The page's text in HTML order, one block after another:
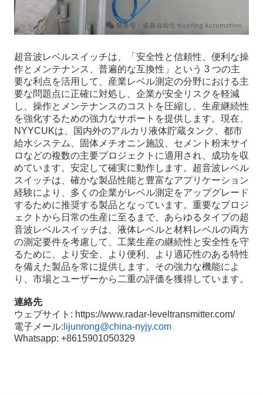
超音波レベルスイッチは、「安全性と信頼性、便利な操
作とメンテナンス、普遍的な互換性」という 3 つの主
要な利点を活用して、産業レベル測定の分野における主
要な問題点に正確に対処し、企業が安全リスクを軽減
し、操作とメンテナンスのコストを圧縮し、生産継続性
を強化するための強力なサポートを提供します。現在、
NYYCUKは、国内外のアルカリ液体貯蔵タンク、都市
給水システム、固体メチオニン施設、セメント粉末サイ
ロなどの複数の主要プロジェクトに適用され、成功を収
めています。安定して確実に動作します。超音波レベル
スイッチは、確かな製品性能と豊富なアプリケーション
経験により、多くの企業がレベル測定をアップグレード
するために推奨する製品となっています。重要なプロジ
ェクトから日常の生産に至るまで、あらゆるタイプの超
音波レベルスイッチは、液体レベルと材料レベルの両方
の測定要件を考慮して、工業生産の継続性と安全性を守
るために、より安全、より便利、より適応性のある特性
を備えた製品を常に提供します。その強力な機能によ
り、市場とユーザーから二重の評価を獲得しています。
連絡先
ウェブサイト: https://www.radar-leveltransmitter.com/
電子メール: lijunrong@china-nyjy.com
Whatsapp: +8615901050329